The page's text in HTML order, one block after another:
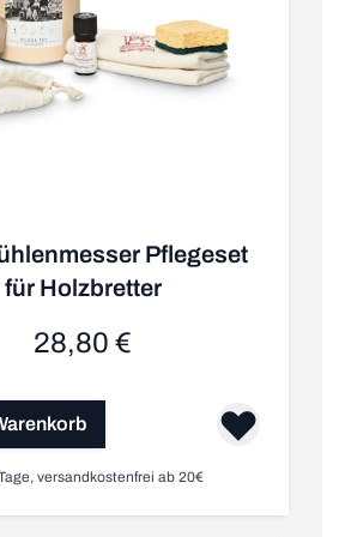
Pflegeset
für Holzbretter
28,80 €
versandkostenfrei ab 20€